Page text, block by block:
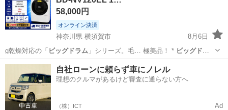
58,000円
オンライン決済
神奈川県 横須賀市
8月6日
g乾燥対応の「 ビッグドラム 」シリーズ。毛… 極美品！ * ビッグドラ
ム搭載 * 大容…
神奈川 横須賀市 ビッグドラム
自社ローンに頼らず車にノレル
理想のクルマがあるけど審査に通らない方へ
（株）ICT Ad